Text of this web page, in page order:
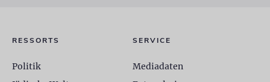
RESSORTS
Politik
SERVICE
Mediadaten